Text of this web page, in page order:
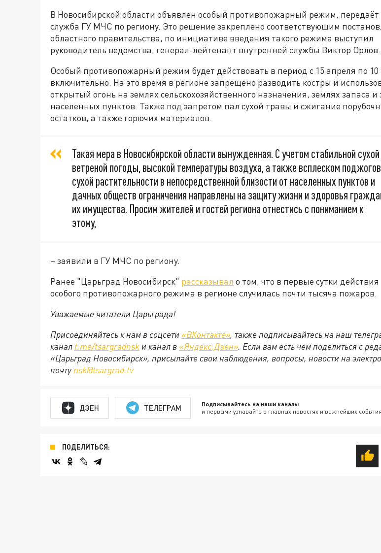
В Новосибирской области объявлен особый противопожарный режим, передаёт
служба ГУ МЧС по региону. Это решение закреплено соответствующим
областного правительства, по инициативе введения такого режима выступил
руководитель ведомства, генерал-лейтенант внутренней службы Виктор Орлов.
Особый противопожарный режим будет действовать в период с 15 апреля по 10
включительно. На это время в регионе запрещено разводить костры и
открытый огонь на землях сельскохозяйственного назначения, землях запаса и
населенных пунктов. Также под запретом пал сухой травы и сжигание
остатков, а также горючих материалов.
Такая мера в Новосибирской области вынужденная. С учетом стабильной
ветреной погоды, высокой температуры воздуха, а также всплеском поджогов
сухой растительности в непосредственной близости от населенных пунктов и
дачных обществ ограничения направлены на защиту жизни и здоровья
их имущества. Просим жителей и гостей региона отнестись с пониманием к
этому,
– заявили в ГУ МЧС по региону.
Ранее "Царьград Новосибирск" рассказывал о том, что в первые сутки действия
особого противопожарного режима в регионе случилась почти тысяча пожаров.
Уважаемые читатели Царьграда!
Присоединяйтесь к нам в соцсети «ВКонтакте», также подписывайтесь на наш
канал t.me/tsargradnsk и канал в «Яндекс.Дзен». Если вам есть чем поделиться с
«Царьград Новосибирск», присылайте свои наблюдения, вопросы, новости на
почту nsk@tsargrad.tv
ДЗЕН ТЕЛЕГРАМ Подписывайтесь на наши каналы
и первыми узнавайте о главных новостях и важнейших
ПОДЕЛИТЬСЯ: